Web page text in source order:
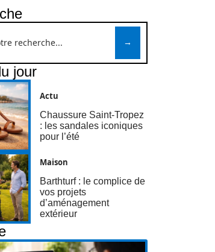
jour
Actu
Chaussure Saint-Tropez
: les sandales iconiques
pour l’été
Maison
Barthturf : le complice de
vos projets
d’aménagement
extérieur